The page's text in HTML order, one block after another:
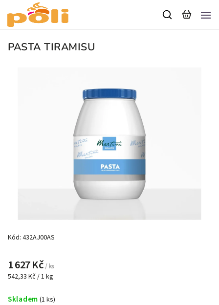
PASTA TIRAMISU
Kód: 432AJ00AS
1 627 Kč/ ks
542,33 Kč / 1 kg
Skladem (1 ks)